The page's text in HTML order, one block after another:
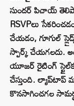
సుందర్ పిచాయ్
RSVPలు
చేయడం, గూగుల్
స్పార్క్ చేయగలదు.
యూజర్ రైటింగ్
చేస్తుంది. ల్యాప్‌టాప్
కొనసాగించగల